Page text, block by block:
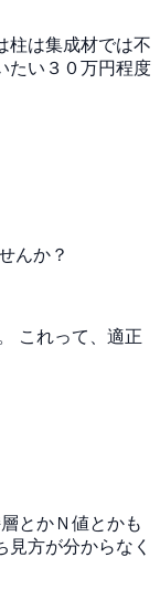
柱は集成材では不
たい３０万円程度
んか？
これって、適正
とかＮ値とかも
方が分からなく